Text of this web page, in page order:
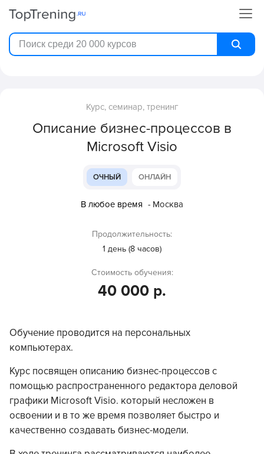
Курс, семинар, тренинг
Описание бизнес-процессов в
Microsoft Visio
ОЧНЫЙ ОНЛАЙН
В любое время - Москва
Продолжительность:
1 день (8 часов)
Стоимость обучения:
40 000 р.
Обучение проводится на персональных
компьютерах.
Курс посвящен описанию бизнес-процессов с
помощью распространенного редактора деловой
графики Microsoft Visio. который несложен в
освоении и в то же время позволяет быстро и
качественно создавать бизнес-модели.